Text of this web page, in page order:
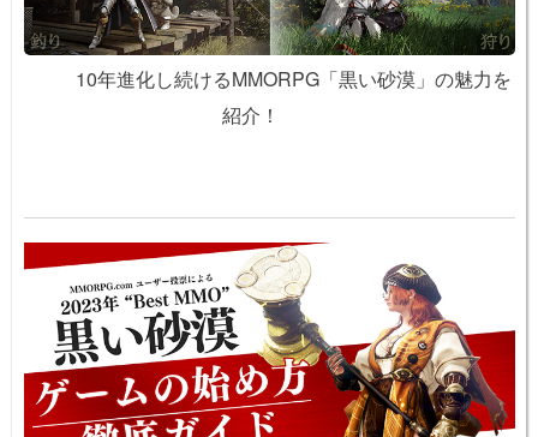
10年進化し続けるMMORPG「黒い砂漠」の魅力を
紹介！